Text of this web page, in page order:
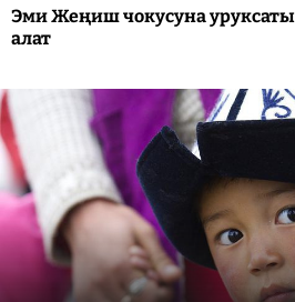
Эми Жеңиш чокусуна уруксаты
алат